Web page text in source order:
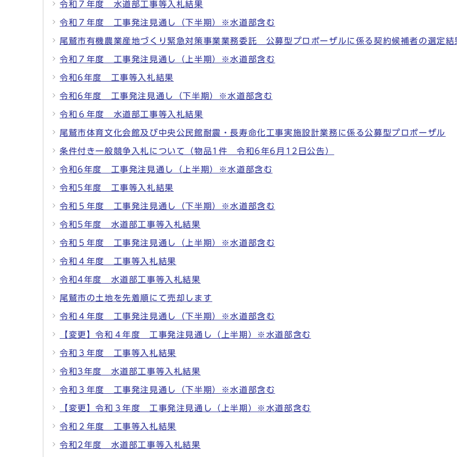
令和７年度 水道部工事等入札結果
令和７年度 工事発注見通し（下半期）※水道部含む
尾鷲市有機農業産地づくり緊急対策事業業務委託 公募型プロポーザルに係る契約候補者の選定結
令和７年度 工事発注見通し（上半期）※水道部含む
令和6年度 工事等入札結果
令和6年度 工事発注見通し（下半期）※水道部含む
令和６年度 水道部工事等入札結果
尾鷲市体育文化会館及び中央公民館耐震・長寿命化工事実施設計業務に係る公募型プロポーザル
条件付き一般競争入札について（物品1件 令和6年6月12日公告）
令和6年度 工事発注見通し（上半期）※水道部含む
令和5年度 工事等入札結果
令和５年度 工事発注見通し（下半期）※水道部含む
令和5年度 水道部工事等入札結果
令和５年度 工事発注見通し（上半期）※水道部含む
令和４年度 工事等入札結果
令和4年度 水道部工事等入札結果
尾鷲市の土地を先着順にて売却します
令和４年度 工事発注見通し（下半期）※水道部含む
【変更】令和４年度 工事発注見通し（上半期）※水道部含む
令和３年度 工事等入札結果
令和3年度 水道部工事等入札結果
令和３年度 工事発注見通し（下半期）※水道部含む
【変更】令和３年度 工事発注見通し（上半期）※水道部含む
令和２年度 工事等入札結果
令和2年度 水道部工事等入札結果